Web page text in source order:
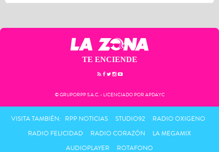
TE ENCIENDE
© GRUPORPP S.A.C. - LICENCIADO POR APDAYC
VISITA TAMBIÉN: RPP NOTICIAS STUDIO92
RADIO OXIGENO
RADIO FELICIDAD
RADIO CORAZÓN
LA MEGAMIX
AUDIOPLAYER
ROTAFONO